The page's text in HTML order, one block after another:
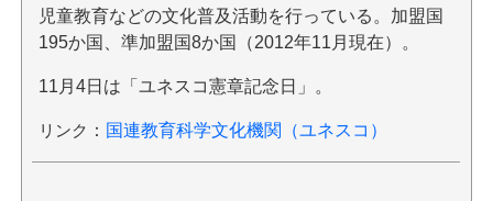
児童教育などの文化普及活動を行っている。加盟国
195か国、準加盟国8か国（2012年11月現在）。
11月4日は「ユネスコ憲章記念日」。
リンク ： 国連教育科学文化機関（ユネスコ）